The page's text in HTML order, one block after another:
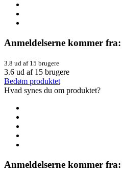
Anmeldelserne kommer fra:
3.8 ud af 15 brugere
3.6 ud af 15 brugere
Bedøm produktet
Hvad synes du om produktet?
Anmeldelserne kommer fra: